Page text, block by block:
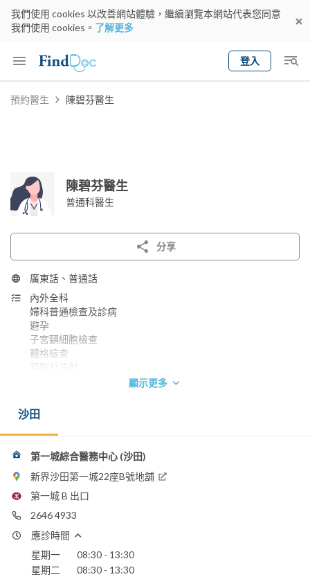
我們使用 cookies 以改善網站體驗，繼續瀏覽本網站代表您同意
我們使用 cookies。 了解更多
登入
Keyword
預約醫生 陳碧芬醫生
陳碧芬醫生
普通科醫生
分享
廣東話、普通話
內外全科
婦科普通檢查及診病
避孕
子宮頸細胞檢查
體格檢查
香港醫務委員會執照 1984
2646 4933
顯示更多
沙田
第一城綜合醫務中心 (沙田)
新界沙田第一城22座B號地舖
第一城 B 出口
2646 4933
應診時間
星期一
08:30 - 13:30
星期二
08:30 - 13:30